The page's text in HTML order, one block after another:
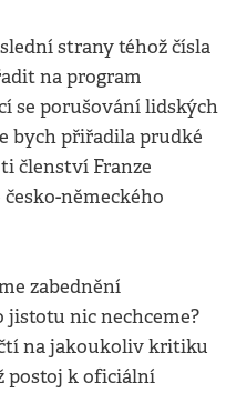
strany téhož čísla
na program
se porušování lidských
bych přiřadila prudké
členství Franze
německého
zabednění
jistotu nic nechceme?
na jakoukoliv kritiku
postoj k oficiální